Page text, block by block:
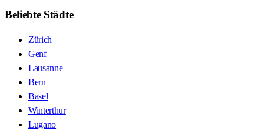
Beliebte Städte
Zürich
Genf
Lausanne
Bern
Basel
Winterthur
Lugano